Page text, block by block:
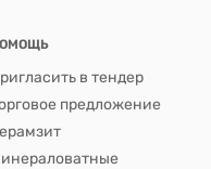
в тендер
предложение